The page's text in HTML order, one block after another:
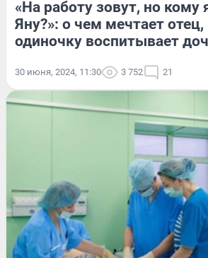
«На работу зовут, но кому
Яну?»: о чем мечтает
одиночку воспитывает
30 июня, 2024, 11:30 3 752 21